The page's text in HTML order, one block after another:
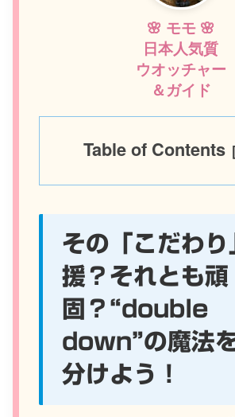
🌸 モモ 🌸
日本人気質
ウオッチャー
＆ガイド
Table of Contents
その「こだわり
援？それとも頑
固？“double
down”の魔法
分けよう！